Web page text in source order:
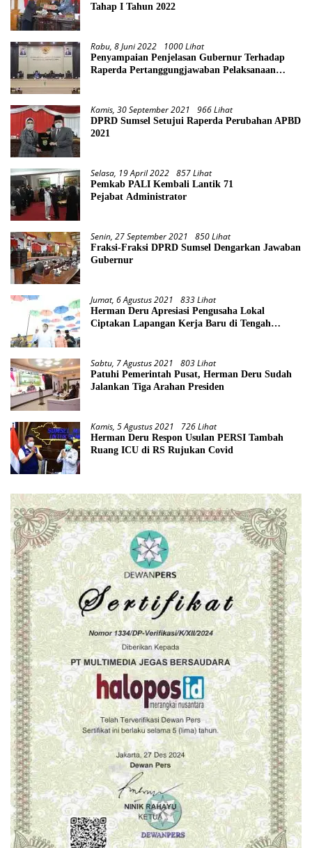
Tahap I Tahun 2022
Rabu, 8 Juni 2022 1000 Lihat
Penyampaian Penjelasan Gubernur Terhadap
Raperda Pertanggungjawaban Pelaksanaan
Kamis, 30 September 2021 966 Lihat
DPRD Sumsel Setujui Raperda Perubahan APBD
2021
Selasa, 19 April 2022 857 Lihat
Pemkab PALI Kembali Lantik 71
Pejabat Administrator
Senin, 27 September 2021 850 Lihat
Fraksi-Fraksi DPRD Sumsel Dengarkan Jawaban
Gubernur
Jumat, 6 Agustus 2021 833 Lihat
Herman Deru Apresiasi Pengusaha Lokal
Ciptakan Lapangan Kerja Baru di Tengah
Sabtu, 7 Agustus 2021 803 Lihat
Patuhi Pemerintah Pusat, Herman Deru Sudah
Jalankan Tiga Arahan Presiden
Kamis, 5 Agustus 2021 726 Lihat
Herman Deru Respon Usulan PERSI Tambah
Ruang ICU di RS Rujukan Covid